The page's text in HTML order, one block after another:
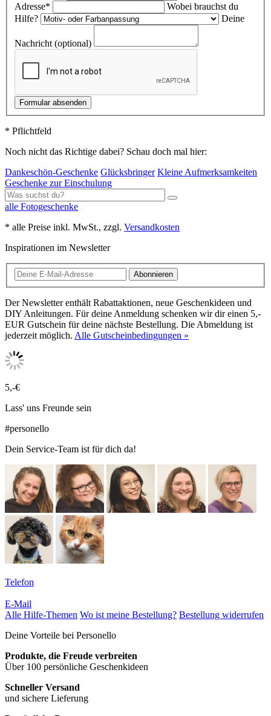
Adresse*
Wobei brauchst du
Hilfe?
Deine
Nachricht (optional)
Formular absenden
* Pflichtfeld
Noch nicht das Richtige dabei? Schau doch mal hier:
Dankeschön-Geschenke Glücksbringer Kleine Aufmerksamkeiten
Geschenke zur Einschulung
alle Fotogeschenke
* alle Preise inkl. MwSt., zzgl. Versandkosten
Inspirationen im Newsletter
Abonnieren
Der Newsletter enthält Rabattaktionen, neue Geschenkideen und
DIY Anleitungen. Für deine Anmeldung schenken wir dir einen 5,-
EUR Gutschein für deine nächste Bestellung. Die Abmeldung ist
jederzeit möglich. Alle Gutscheinbedingungen »
5,-€
Lass' uns Freunde sein
#personello
Dein Service-Team ist für dich da!
Telefon
E-Mail
Alle Hilfe-Themen Wo ist meine Bestellung? Bestellung widerrufen
Deine Vorteile bei Personello
Produkte, die Freude verbreiten
Über 100 persönliche Geschenkideen
Schneller Versand
und sichere Lieferung